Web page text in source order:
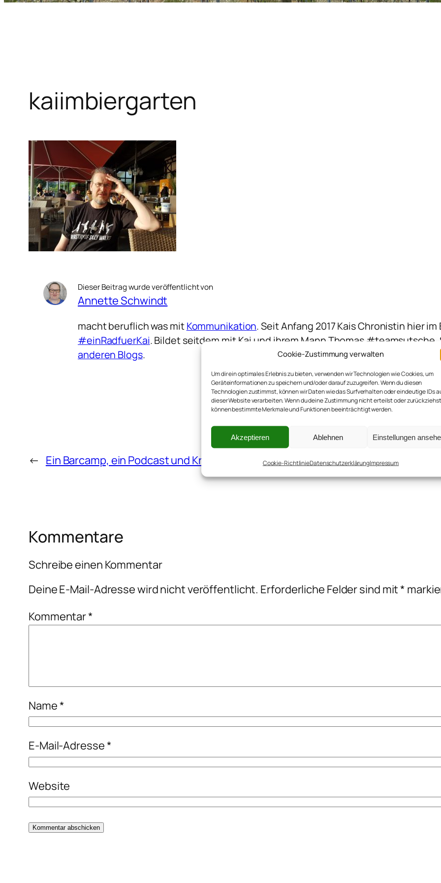
Cookie-Zustimmung verwalten
Um dir ein optimales Erlebnis zu bieten, verwenden wir Technologien wie Cookies, um
Geräteinformationen zu speichern und/oder darauf zuzugreifen. Wenn du diesen
Technologien zustimmst, können wir Daten wie das Surfverhalten oder eindeutige IDs
dieser Website verarbeiten. Wenn du deine Zustimmung nicht erteilst oder
können bestimmte Merkmale und Funktionen beeinträchtigt werden.
Akzeptieren Ablehnen Einstellungen
Cookie-RichtlinieDatenschutzerklärungImpressum
kaiimbiergarten
Dieser Beitrag wurde veröffentlicht von
Annette Schwindt
macht beruflich was mitKommunikation. Seit Anfang 2017 Kais Chronistin hier
#einRadfuerKai. Bildet seitdem mit Kai und ihrem Mann Thomas
anderen Blogs.
← Ein Barcamp, ein Podcast und Krumme Dinger
Kommentare
Schreibe einen Kommentar
Deine E-Mail-Adresse wird nicht veröffentlicht. Erforderliche Felder sind mit*
Kommentar*
Name*
E-Mail-Adresse*
Website